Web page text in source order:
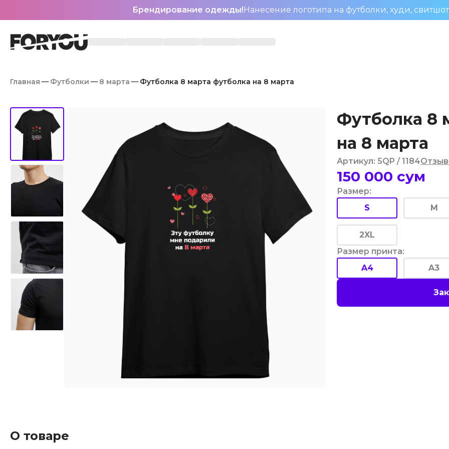
Брендирование одежды!Нанесение логотипа на футболки, худи,
Главная Футболки 8 марта Футболка 8 марта футболка на 8 марта
Футболка 8
на 8 марта
Артикул: 5QP / 1184
150 000 сум
Размер:
S
M
2XL
Размер принта:
A4
A3
О товаре